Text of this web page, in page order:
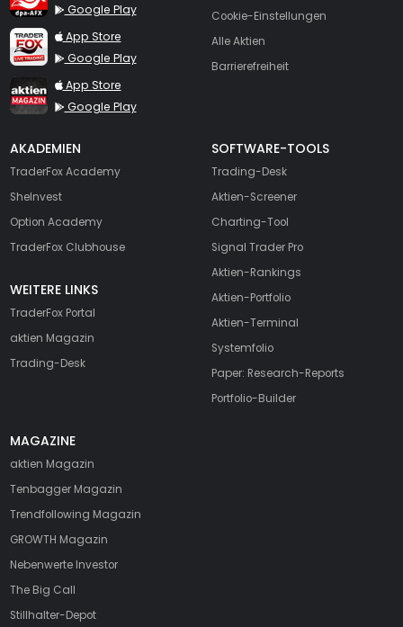
Google Play
TraderFox Live Trading
App Store
Google Play
TraderFox aktien Magazin
App Store
Google Play
Cookie-Einstellungen
Alle Aktien
Barrierefreiheit
AKADEMIEN
TraderFox Academy
SheInvest
Option Academy
TraderFox Clubhouse
WEITERE LINKS
TraderFox Portal
aktien Magazin
Trading-Desk
SOFTWARE-TOOLS
Trading-Desk
Aktien-Screener
Charting-Tool
Signal Trader Pro
Aktien-Rankings
Aktien-Portfolio
Aktien-Terminal
Systemfolio
Paper: Research-Reports
Portfolio-Builder
MAGAZINE
aktien Magazin
Tenbagger Magazin
Trendfollowing Magazin
GROWTH Magazin
Nebenwerte Investor
The Big Call
Stillhalter-Depot